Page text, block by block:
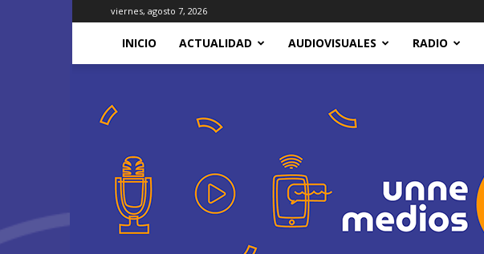
viernes, agosto 7, 2026
INICIO ACTUALIDAD AUDIOVISUALES RADIO